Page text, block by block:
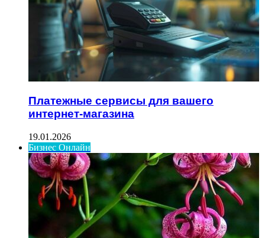
Платежные сервисы для вашего
интернет-магазина
19.01.2026
Бизнес Онлайн